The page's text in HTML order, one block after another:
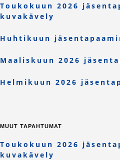
Toukokuun 2026
kuvakävely
Huhtikuun
Maaliskuun 2026
Helmikuun 2026
MUUT TAPAHTUMAT
Toukokuun 2026
kuvakävely